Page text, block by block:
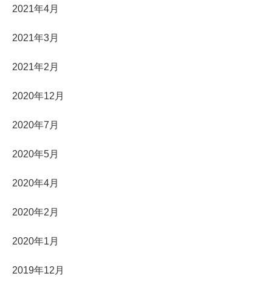
2021年4月
2021年3月
2021年2月
2020年12月
2020年7月
2020年5月
2020年4月
2020年2月
2020年1月
2019年12月